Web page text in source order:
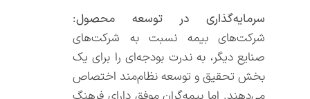
سرمایه‌گذاری در توسعه محصول:
شرکت‌های بیمه نسبت به شرکت‌های
صنایع دیگر، به ندرت بودجه‌ای را برای یک
بخش تحقیق و توسعه نظام‌مند اختصاص